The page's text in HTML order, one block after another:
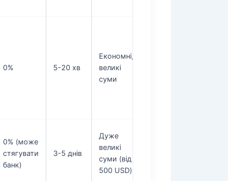
0% 5-20 хв
Економні,
великі
суми
0% (може
стягувати
банк)
3-5 днів
Дуже
великі
суми (від
500 USD)